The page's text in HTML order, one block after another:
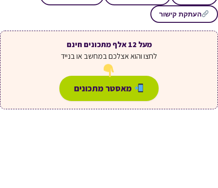
העתקת קישור
מעל 12 אלף מתכונים חינם
לחצו והוא אצלכם במחשב או בנייד
מאסטר מתכונים